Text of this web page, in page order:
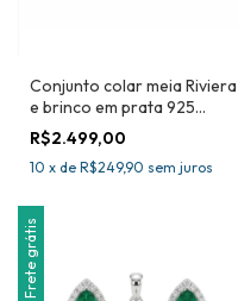
Conjunto colar meia Riviera
e brinco em prata 925
Tanzanita Natural
R$2.499,00
10 x de R$249,90 sem juros
Frete grátis